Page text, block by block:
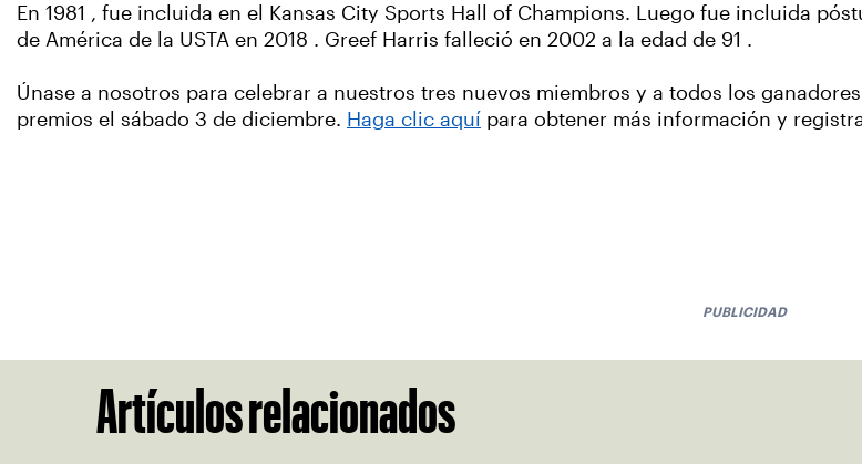
En 1981 , fue incluida en el Kansas City Sports Hall of Champions. Luego fue incluida
de América de la USTA en 2018 . Greef Harris falleció en 2002 a la edad de 91 .
Únase a nosotros para celebrar a nuestros tres nuevos miembros y a todos los
premios el sábado 3 de diciembre. Haga clic aquí para obtener más información y
PUBLICIDAD
Artículos relacionados